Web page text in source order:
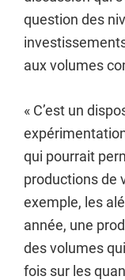
question des
aux volumes
« C’est un
qui pourrait
productions de
exemple, les
année, une
des volumes
fois sur les